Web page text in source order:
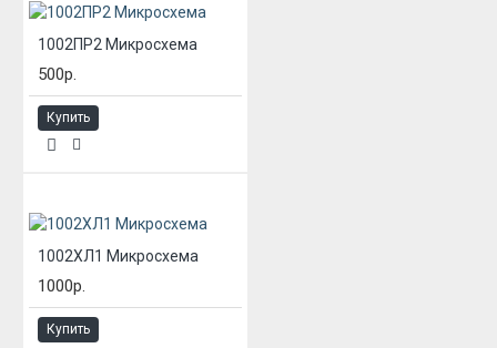
1002ПР2 Микросхема
500р.
Купить
1002ХЛ1 Микросхема
1000р.
Купить